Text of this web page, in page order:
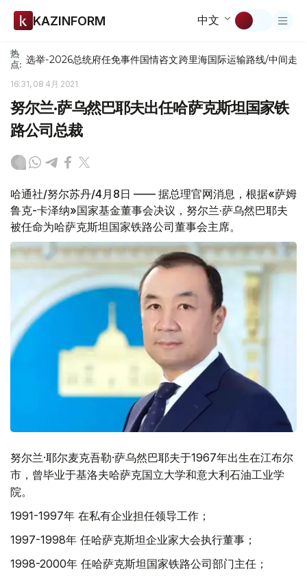
KAZINFORM 中文
热
点: 选举-2026总统府任免事件国情咨文跨里海国际运输路线/中间走廊
16:31, 08 4月 2021
努尔兰·萨乌然巴耶夫出任哈萨克斯坦国家铁
路公司总裁
哈通社/努尔苏丹/4月8日 —— 据总理官网消息，根据«萨姆
鲁克-卡泽纳»国家基金董事会决议，努尔兰·萨乌然巴耶夫
被任命为哈萨克斯坦国家铁路公司董事会主席。
努尔兰·耶尔麦克吾勒·萨乌然巴耶夫于1967年出生在江布尔
市，曾毕业于基洛夫哈萨克国立大学和意大利石油工业学
院。
1991-1997年 在私有企业担任领导工作；
1997-1998年 任哈萨克斯坦企业家大会执行董事；
1998-2000年 任哈萨克斯坦国家铁路公司部门主任；